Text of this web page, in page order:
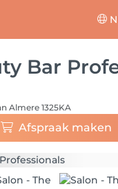
Bar
Almere 1325KA
Afspraak maken